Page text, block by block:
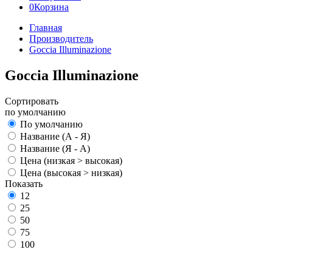
0Корзина
Главная
Производитель
Goccia Illuminazione
Goccia Illuminazione
Сортировать
по умолчанию
По умолчанию
Название (А - Я)
Название (Я - А)
Цена (низкая > высокая)
Цена (высокая > низкая)
Показать
12
25
50
75
100